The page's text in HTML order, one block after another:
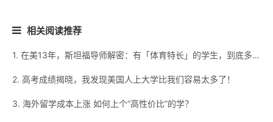
相关阅读推荐
1. 在美13年，斯坦福导师解密：有「体育特长」的学生，到底多受名校欢迎？
2. 高考成绩揭晓，我发现美国人上大学比我们容易太多了！
3. 海外留学成本上涨 如何上个“高性价比”的学？